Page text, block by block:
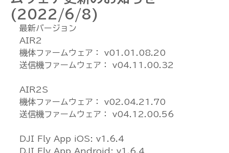
(2022/6/8)
最新バージョン
AIR2
機体ファームウェア： v01.01.08.20
送信機ファームウェア： v04.11.00.32
AIR2S
機体ファームウェア： v02.04.21.70
送信機ファームウェア： v04.12.00.56
DJI Fly App iOS: v1.6.4
DJI Fly App Android: v1.6.4